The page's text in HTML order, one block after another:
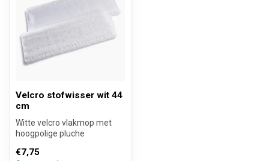
Velcro stofwisser wit 44
cm
Witte velcro vlakmop met
hoogpolige pluche
ideaal voor het...
€7,75